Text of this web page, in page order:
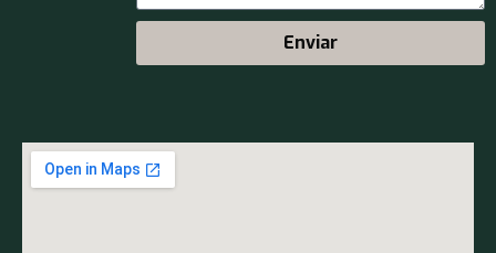
Enviar